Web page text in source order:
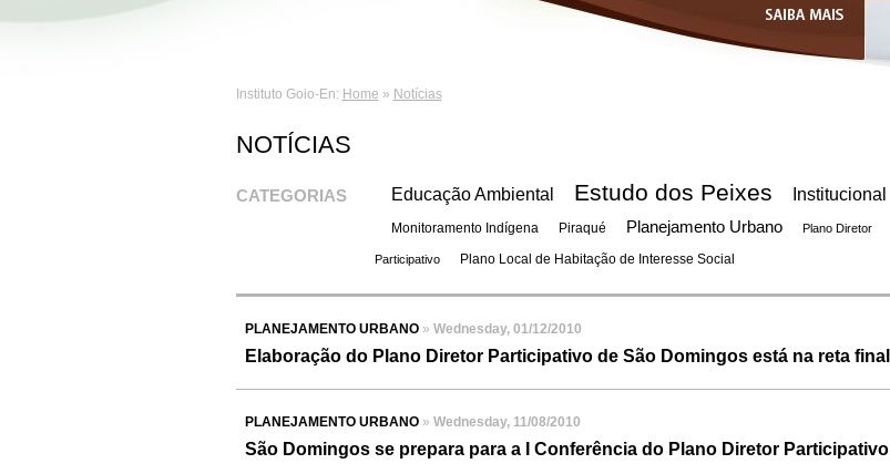
Instituto Goio-En: Home » Notícias
NOTÍCIAS
CATEGORIAS Educação Ambiental Estudo dos Peixes Institucional
Monitoramento Indígena Piraqué Planejamento Urbano Plano Diretor
Participativo Plano Local de Habitação de Interesse Social
PLANEJAMENTO URBANO» Wednesday, 01/12/2010
Elaboração do Plano Diretor Participativo de São Domingos está na reta final
PLANEJAMENTO URBANO» Wednesday, 11/08/2010
São Domingos se prepara para a I Conferência do Plano Diretor Participativo